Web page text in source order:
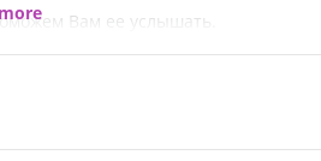
Вам ее услышать.